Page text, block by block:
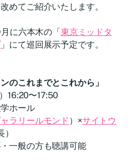
めてご紹介いたします。
に六本木の「 東京ミッドタ
」にて巡回展示予定です。
のこれまでとこれから」
16:20〜17:50
ホール
ラリールモンド ）×サイトウ
一般の方も聴講可能